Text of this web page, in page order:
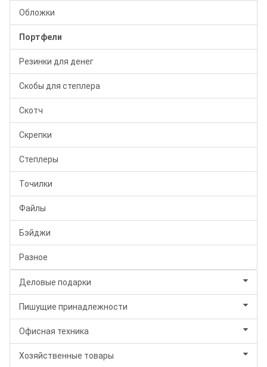
Обложки
Портфели
Резинки для денег
Скобы для степлера
Скотч
Скрепки
Степлеры
Точилки
Файлы
Бэйджи
Разное
Деловые подарки
Пишущие принадлежности
Офисная техника
Хозяйственные товары